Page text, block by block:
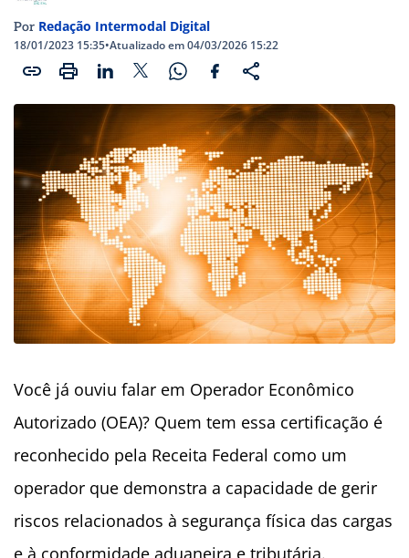
Por Redação Intermodal Digital
18/01/2023 15:35•Atualizado em 04/03/2026 15:22
Você já ouviu falar em Operador Econômico
Autorizado (OEA)? Quem tem essa certificação é
reconhecido pela Receita Federal como um
operador que demonstra a capacidade de gerir
riscos relacionados à segurança física das cargas
e à conformidade aduaneira e tributária.